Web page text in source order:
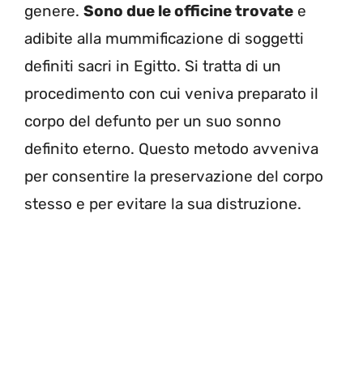
genere. Sono due le officine trovate e
adibite alla mummificazione di soggetti
definiti sacri in Egitto. Si tratta di un
procedimento con cui veniva preparato il
corpo del defunto per un suo sonno
definito eterno. Questo metodo avveniva
per consentire la preservazione del corpo
stesso e per evitare la sua distruzione.